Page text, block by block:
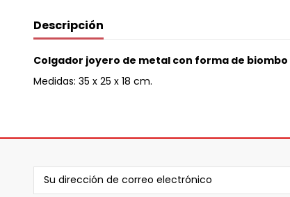
Descripción
Colgador joyero de metal con forma de biombo
Medidas: 35 x 25 x 18 cm.